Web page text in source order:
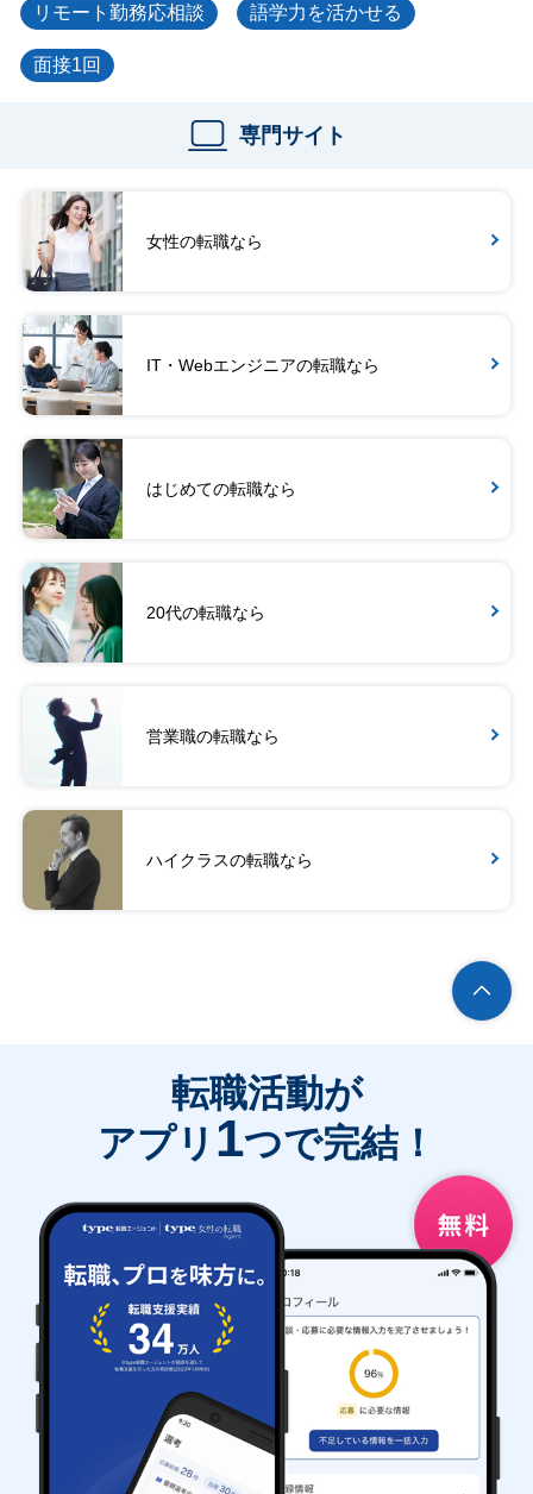
リモート勤務応相談 語学力を活かせる
面接1回
専門サイト
女性の転職なら
IT・Webエンジニアの転職なら
はじめての転職なら
20代の転職なら
営業職の転職なら
ハイクラスの転職なら
転職活動が
アプリ 1つで完結！